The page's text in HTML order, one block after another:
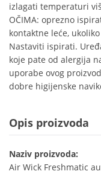
izlagati temperaturi
OČIMA: oprezno
kontaktne leće,
Nastaviti ispirati.
koje pate od alergija
uporabe ovog
dobre higijenske
Opis proizvoda
Naziv proizvoda:
Air Wick Freshmatic